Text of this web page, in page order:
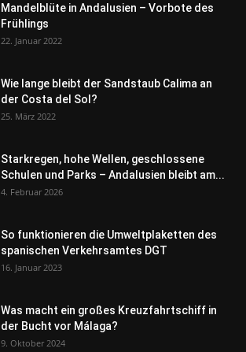
Mandelblüte in Andalusien – Vorbote des
Frühlings
22. Januar 2022
Wie lange bleibt der Sandstaub Calima an
der Costa del Sol?
25. März 2022
Starkregen, hohe Wellen, geschlossene
Schulen und Parks – Andalusien bleibt am...
4. Februar 2026
So funktionieren die Umweltplaketten des
spanischen Verkehrsamtes DGT
16. Januar 2023
Was macht ein großes Kreuzfahrtschiff in
der Bucht vor Málaga?
9. Oktober 2024